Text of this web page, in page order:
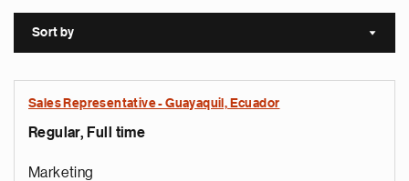
Sort by Sort
Sales Representative - Guayaquil, Ecuador
Regular, Full time
Marketing